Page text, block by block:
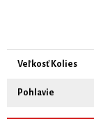
Veľkosť Kolies
Pohlavie